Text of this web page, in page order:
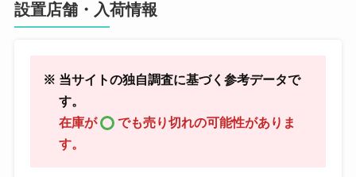
設置店舗・入荷情報
※ 当サイトの独自調査に基づく参考データで
す。
在庫が
でも売り切れの可能性がありま
す。